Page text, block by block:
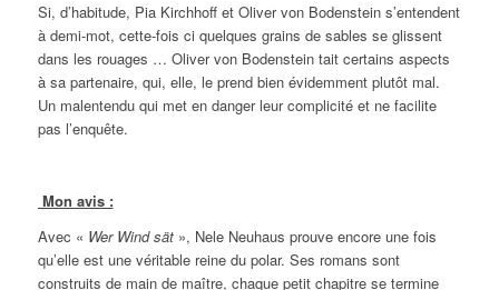
Si, d’habitude, Pia Kirchhoff et Oliver von Bodenstein s’entendent
à demi-mot, cette-fois ci quelques grains de sables se glissent
dans les rouages … Oliver von Bodenstein tait certains aspects
à sa partenaire, qui, elle, le prend bien évidemment plutôt mal.
Un malentendu qui met en danger leur complicité et ne facilite
pas l’enquête.
Mon avis :
Avec « Wer Wind sät», Nele Neuhaus prouve encore une fois
qu’elle est une véritable reine du polar. Ses romans sont
construits de main de maître, chaque petit chapitre se termine